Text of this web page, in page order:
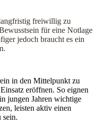
freiwillig zu
für eine Notlage
jedoch braucht es ein
in den Mittelpunkt zu
eröffnen. So eignen
jungen Jahren wichtige
leisten aktiv einen
sein.